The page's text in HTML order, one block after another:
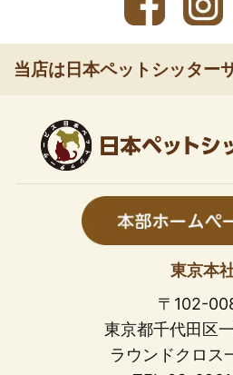
当店は日本ペットシッター
東京本
〒102-
東京都千代田区
ラウンドクロス